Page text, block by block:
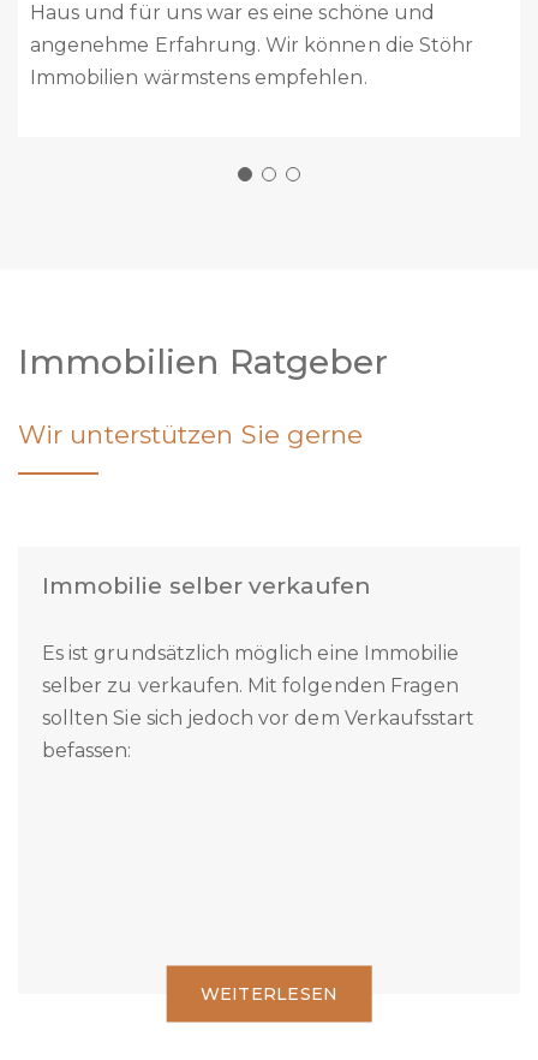
uns war es eine schöne und
Erfahrung. Wir können die Stöhr
wärmstens empfehlen.
dass mit
Immobilien Ratgeber
Wir unterstützen Sie gerne
Es ist grundsätzlich möglich eine Immobilie
selber zu verkaufen. Mit folgenden Fragen
sollten Sie sich jedoch vor dem Verkaufsstart